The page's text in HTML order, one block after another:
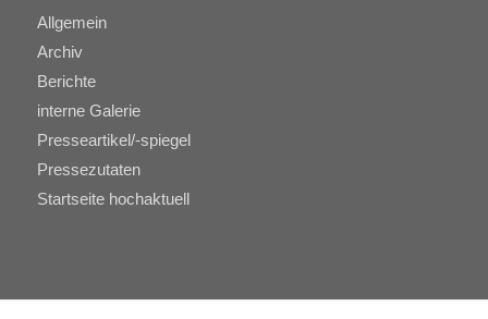
Allgemein
Archiv
Berichte
interne Galerie
Presseartikel/-spiegel
Pressezutaten
Startseite hochaktuell